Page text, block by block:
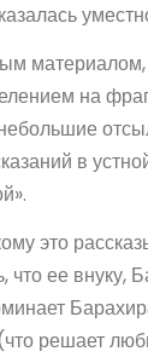
на
в
это
ее внуку,
решает